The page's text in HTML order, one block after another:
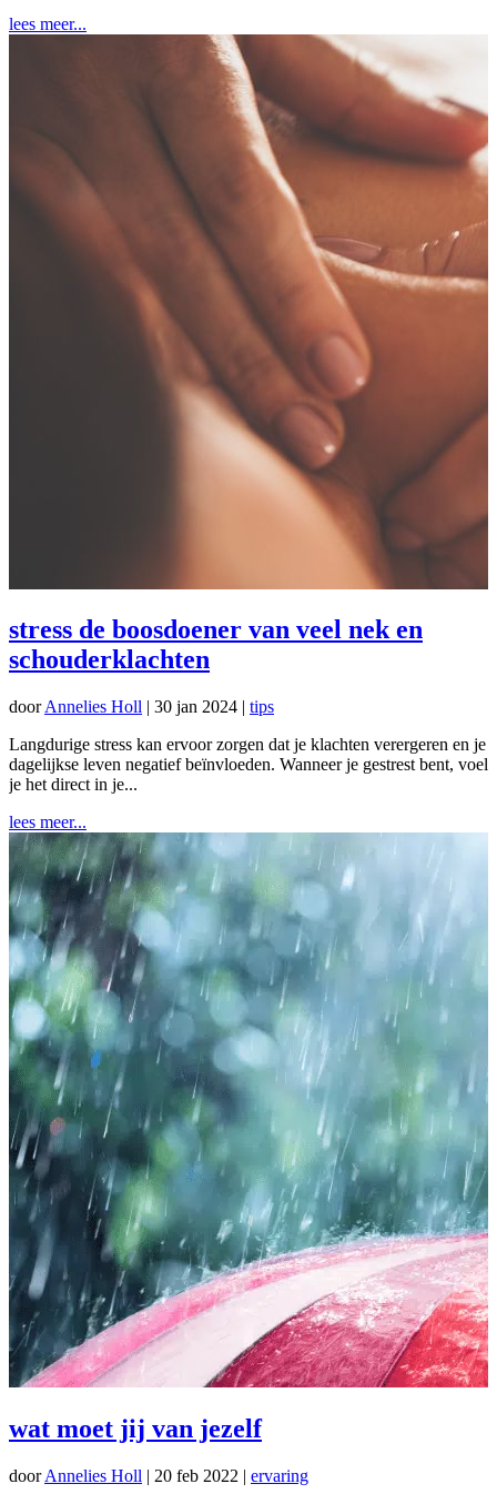
lees meer...
stress de boosdoener van veel nek en
schouderklachten
doorAnnelies Holl | 30 jan 2024 | tips
Langdurige stress kan ervoor zorgen dat je klachten verergeren en je
dagelijkse leven negatief beïnvloeden. Wanneer je gestrest bent, voel
je het direct in je...
lees meer...
wat moet jij van jezelf
doorAnnelies Holl | 20 feb 2022 | ervaring